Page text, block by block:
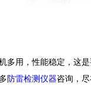
多用，性能稳定，这是
防雷检测仪器咨询，